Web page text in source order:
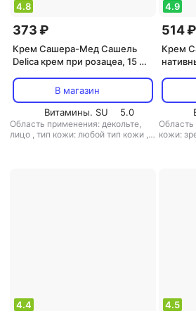
4.8
373 ₽
Крем Сашера-Мед Сашель
Delica крем при розацеа, 15 мл
В магазин
Витамины. SU
5.0
Область применения: декольте,
лицо , тип кожи: любой тип кожи ,
4.9
514 ₽
Крем
кожи:
4.4 4.5